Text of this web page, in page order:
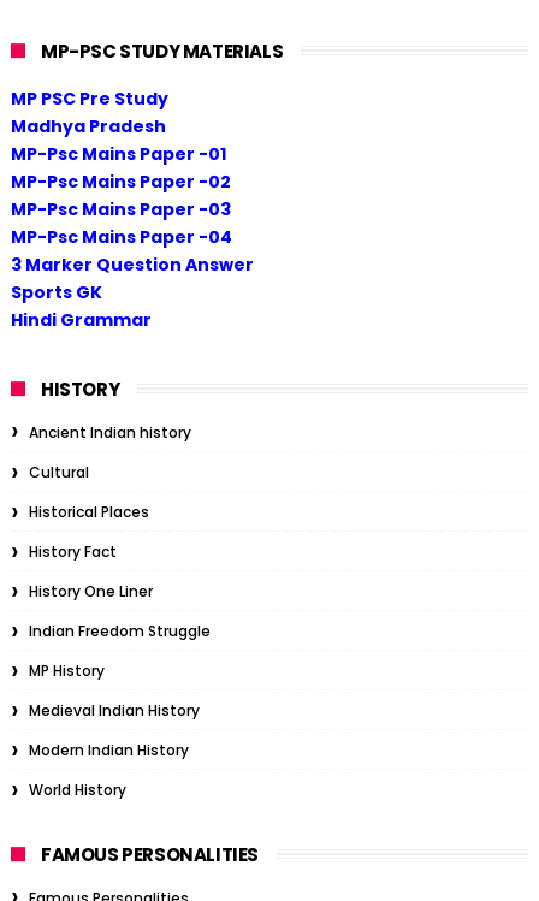
MP-PSC STUDY MATERIALS
MP PSC Pre Study
Madhya Pradesh
MP-Psc Mains Paper -01
MP-Psc Mains Paper -02
MP-Psc Mains Paper -03
MP-Psc Mains Paper -04
3 Marker Question Answer
Sports GK
Hindi Grammar
HISTORY
Ancient Indian history
Cultural
Historical Places
History Fact
History One Liner
Indian Freedom Struggle
MP History
Medieval Indian History
Modern Indian History
World History
FAMOUS PERSONALITIES